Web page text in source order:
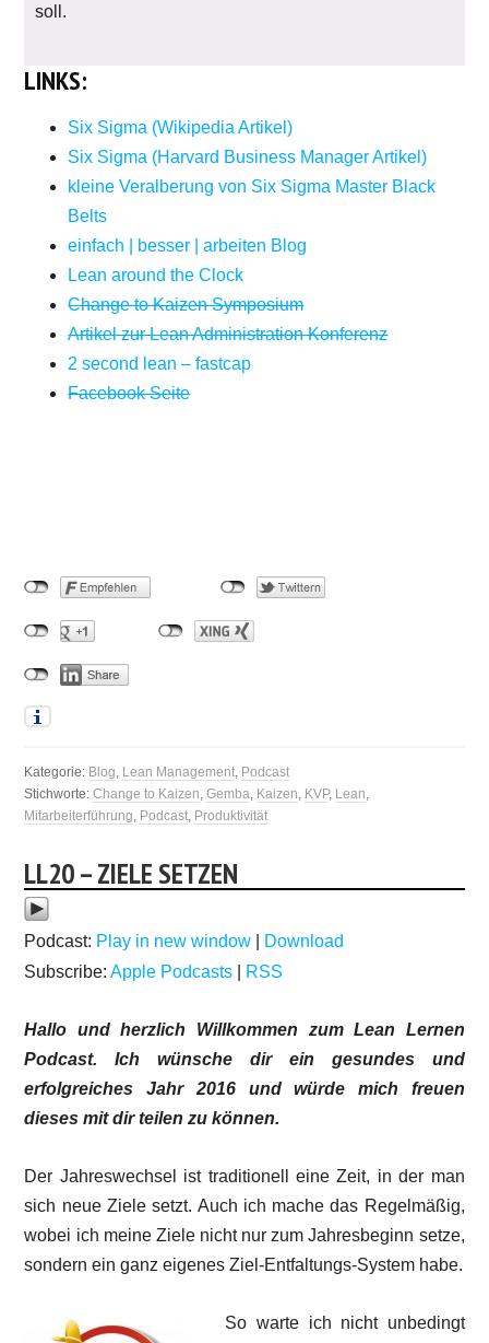
soll.
LINKS:
Six Sigma (Wikipedia Artikel)
Six Sigma (Harvard Business Manager Artikel)
kleine Veralberung von Six Sigma Master Black
Belts
einfach | besser | arbeiten Blog
Lean around the Clock
Change to Kaizen Symposium
Artikel zur Lean Administration Konferenz
2 second lean – fastcap
Facebook Seite
Kategorie: Blog Lean Management Podcast
Stichworte:Change to Kaizen ,Gemba Kaizen KVP, Lean
Mitarbeiterführung Podcast Produktivität
LL20 – ZIELE SETZEN
Podcast: Play in new window
Download
Subscribe:Apple Podcasts RSS
Hallo und herzlich Willkommen zum Lean Lernen
Podcast. Ich wünsche dir ein gesundes und
erfolgreiches Jahr 2016 und würde mich freuen
dieses mit dir teilen zu können.
Der Jahreswechsel ist traditionell eine Zeit, in der man
sich neue Ziele setzt. Auch ich mache das Regelmäßig,
wobei ich meine Ziele nicht nur zum Jahresbeginn setze,
sondern ein ganz eigenes Ziel-Entfaltungs-System habe.
So warte ich nicht unbedingt